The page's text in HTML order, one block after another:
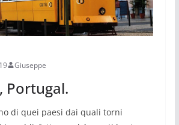
Giuseppe
Portugal.
di quei paesi dai quali torni